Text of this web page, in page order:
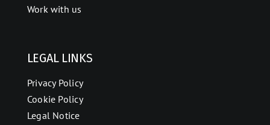
Work with us
LEGAL LINKS
Privacy Policy
Cookie Policy
Legal Notice